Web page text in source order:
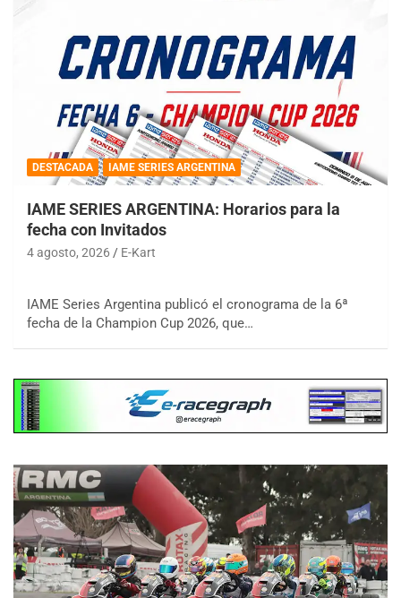
DESTACADA IAME SERIES ARGENTINA
IAME SERIES ARGENTINA: Horarios para la
fecha con Invitados
4 agosto, 2026 E-Kart
IAME Series Argentina publicó el cronograma de la 6ª
fecha de la Champion Cup 2026, que…